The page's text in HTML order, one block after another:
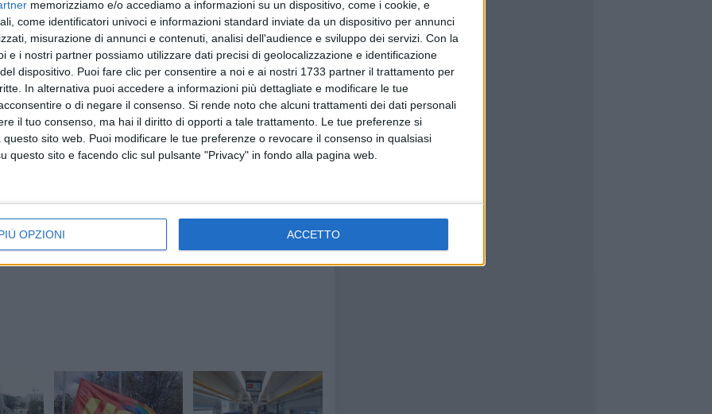
memorizziamo e/o accediamo a informazioni su un dispositivo, come i cookie, e
come identificatori univoci e informazioni standard inviate da un dispositivo per annunci
misurazione di annunci e contenuti, analisi dell'audience e sviluppo dei servizi. Con la
e i nostri partner possiamo utilizzare dati precisi di geolocalizzazione e identificazione
dispositivo. Puoi fare clic per consentire a noi e ai nostri 1733 partner il trattamento per
In alternativa puoi accedere a informazioni più dettagliate e modificare le tue
o di negare il consenso. Si rende noto che alcuni trattamenti dei dati personali
il tuo consenso, ma hai il diritto di opporti a tale trattamento. Le tue preferenze si
sito web. Puoi modificare le tue preferenze o revocare il consenso in qualsiasi
questo sito e facendo clic sul pulsante "Privacy" in fondo alla pagina web.
OPZIONI ACCETTO
i lavoratori del trasporto aereo incroceranno le
inoltre, preannunciano un presidio di lavoratori
luglio dalle ore 10.00 alle ore 13.00a sostegno dello
7 AGOSTO 2026
Giovinazzo festeggia i 100 anni